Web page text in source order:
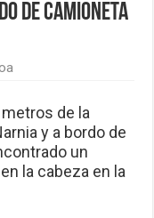
de camioneta
de la
y a bordo de
un
la cabeza en la